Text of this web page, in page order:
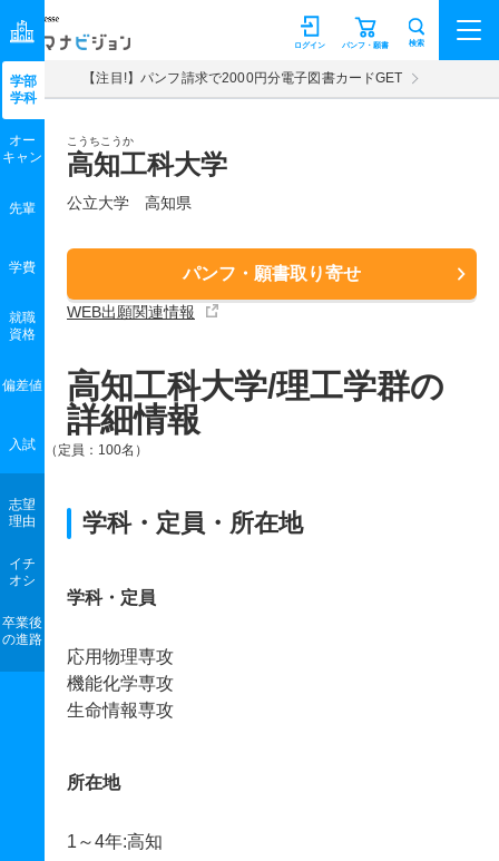
マナビジョン パンフ・願書
ログイン 検索
【注目!】パンフ請求で2000円分電子図書カードGET
こうちこうか
高知工科大学
公立大学 高知県
パンフ・願書取り寄せ
WEB出願関連情報
学部
学科
オー
キャン
先輩
学費
就職
資格
偏差値
入試
志望
理由
イチ
オシ
卒業後
の進路
高知工科大学/理工学群の
詳細情報
（定員：100名）
学科・定員・所在地
学科・定員
応用物理専攻
機能化学専攻
生命情報専攻
所在地
1～4年:高知